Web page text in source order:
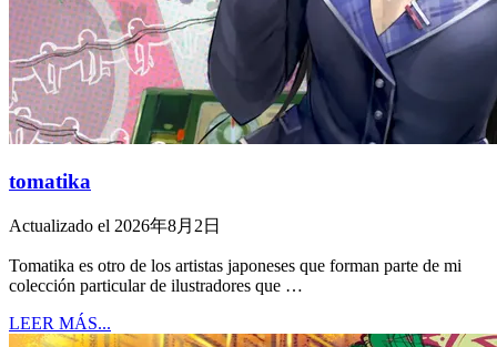
tomatika
Actualizado el 2026年8月2日
Tomatika es otro de los artistas japoneses que forman parte de mi
colección particular de ilustradores que …
LEER MÁS...